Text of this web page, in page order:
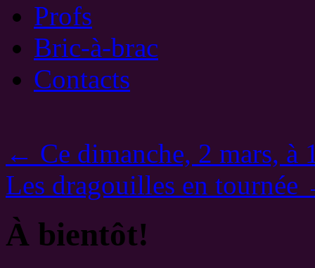
Profs
Bric-à-brac
Contacts
← Ce dimanche, 2 mars, à
Les dragouilles en tournée
À bientôt!